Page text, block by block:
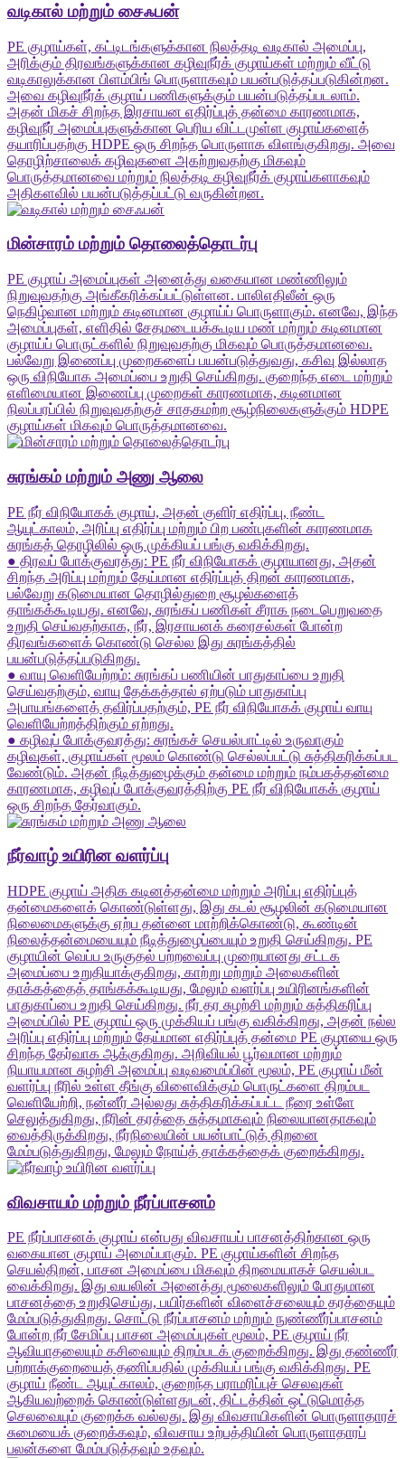
வடிகால் மற்றும் சைஃபன்
PE குழாய்கள், கட்டிடங்களுக்கான நிலத்தடி வடிகால் அமைப்பு,
அரிக்கும் திரவங்களுக்கான கழிவுநீர்க் குழாய்கள் மற்றும் வீட்டு
வடிகாலுக்கான பிளம்பிங் பொருளாகவும் பயன்படுத்தப்படுகின்றன.
அவை கழிவுநீர்க் குழாய் பணிகளுக்கும் பயன்படுத்தப்படலாம்.
அதன் மிகச் சிறந்த இரசாயன எதிர்ப்புத் தன்மை காரணமாக,
கழிவுநீர் அமைப்புகளுக்கான பெரிய விட்டமுள்ள குழாய்களைத்
தயாரிப்பதற்கு HDPE ஒரு சிறந்த பொருளாக விளங்குகிறது. அவை
தொழிற்சாலைக் கழிவுகளை அகற்றுவதற்கு மிகவும்
பொருத்தமானவை மற்றும் நிலத்தடி கழிவுநீர்க் குழாய்களாகவும்
அதிகளவில் பயன்படுத்தப்பட்டு வருகின்றன.
மின்சாரம் மற்றும் தொலைத்தொடர்பு
PE குழாய் அமைப்புகள் அனைத்து வகையான மண்ணிலும்
நிறுவுவதற்கு அங்கீகரிக்கப்பட்டுள்ளன. பாலிஎதிலீன் ஒரு
நெகிழ்வான மற்றும் கடினமான குழாய்ப் பொருளாகும். எனவே, இந்த
அமைப்புகள், எளிதில் சேதமடையக்கூடிய மண் மற்றும் கடினமான
குழாய்ப் பொருட்களில் நிறுவுவதற்கு மிகவும் பொருத்தமானவை.
பல்வேறு இணைப்பு முறைகளைப் பயன்படுத்துவது, கசிவு இல்லாத
ஒரு விநியோக அமைப்பை உறுதி செய்கிறது. குறைந்த எடை மற்றும்
எளிமையான இணைப்பு முறைகள் காரணமாக, கடினமான
நிலப்பரப்பில் நிறுவுவதற்குச் சாதகமற்ற சூழ்நிலைகளுக்கும் HDPE
குழாய்கள் மிகவும் பொருத்தமானவை.
சுரங்கம் மற்றும் அணு ஆலை
PE நீர் விநியோகக் குழாய், அதன் குளிர் எதிர்ப்பு, நீண்ட
ஆயுட்காலம், அரிப்பு எதிர்ப்பு மற்றும் பிற பண்புகளின் காரணமாக
சுரங்கத் தொழிலில் ஒரு முக்கியப் பங்கு வகிக்கிறது.
● திரவப் போக்குவரத்து: PE நீர் விநியோகக் குழாயானது, அதன்
சிறந்த அரிப்பு மற்றும் தேய்மான எதிர்ப்புத் திறன் காரணமாக,
பல்வேறு கடுமையான தொழில்துறை சூழல்களைத்
தாங்கக்கூடியது. எனவே, சுரங்கப் பணிகள் சீராக நடைபெறுவதை
உறுதி செய்வதற்காக, நீர், இரசாயனக் கரைசல்கள் போன்ற
திரவங்களைக் கொண்டு செல்ல இது சுரங்கத்தில்
பயன்படுத்தப்படுகிறது.
● வாயு வெளியேற்றம்: சுரங்கப் பணியின் பாதுகாப்பை உறுதி
செய்வதற்கும், வாயு தேக்கத்தால் ஏற்படும் பாதுகாப்பு
அபாயங்களைத் தவிர்ப்பதற்கும், PE நீர் விநியோகக் குழாய் வாயு
வெளியேற்றத்திற்கும் ஏற்றது.
● கழிவுப் போக்குவரத்து: சுரங்கச் செயல்பாட்டில் உருவாகும்
கழிவுகள், குழாய்கள் மூலம் கொண்டு செல்லப்பட்டு சுத்திகரிக்கப்பட
வேண்டும். அதன் நீடித்துழைக்கும் தன்மை மற்றும் நம்பகத்தன்மை
காரணமாக, கழிவுப் போக்குவரத்திற்கு PE நீர் விநியோகக் குழாய்
ஒரு சிறந்த தேர்வாகும்.
நீர்வாழ் உயிரின வளர்ப்பு
HDPE குழாய் அதிக கடினத்தன்மை மற்றும் அரிப்பு எதிர்ப்புத்
தன்மைகளைக் கொண்டுள்ளது, இது கடல் சூழலின் கடுமையான
நிலைமைகளுக்கு ஏற்ப தன்னை மாற்றிக்கொண்டு, கூண்டின்
நிலைத்தன்மையையும் நீடித்துழைப்பையும் உறுதி செய்கிறது. PE
குழாயின் வெப்ப உருகுதல் பற்றவைப்பு முறையானது சட்டக
அமைப்பை உறுதியாக்குகிறது, காற்று மற்றும் அலைகளின்
தாக்கத்தைத் தாங்கக்கூடியது, மேலும் வளர்ப்பு உயிரினங்களின்
பாதுகாப்பை உறுதி செய்கிறது. நீர் தர சுழற்சி மற்றும் சுத்திகரிப்பு
அமைப்பில் PE குழாய் ஒரு முக்கியப் பங்கு வகிக்கிறது, அதன் நல்ல
அரிப்பு எதிர்ப்பு மற்றும் தேய்மான எதிர்ப்புத் தன்மை PE குழாயை ஒரு
சிறந்த தேர்வாக ஆக்குகிறது. அறிவியல் பூர்வமான மற்றும்
நியாயமான சுழற்சி அமைப்பு வடிவமைப்பின் மூலம், PE குழாய் மீன்
வளர்ப்பு நீரில் உள்ள தீங்கு விளைவிக்கும் பொருட்களை திறம்பட
வெளியேற்றி, நன்னீர் அல்லது சுத்திகரிக்கப்பட்ட நீரை உள்ளே
செலுத்துகிறது, நீரின் தரத்தை சுத்தமாகவும் நிலையானதாகவும்
வைத்திருக்கிறது, நீர்நிலையின் பயன்பாட்டுத் திறனை
மேம்படுத்துகிறது, மேலும் நோய்த் தாக்கத்தைக் குறைக்கிறது.
விவசாயம் மற்றும் நீர்ப்பாசனம்
PE நீர்ப்பாசனக் குழாய் என்பது விவசாயப் பாசனத்திற்கான ஒரு
வகையான குழாய் அமைப்பாகும். PE குழாய்களின் சிறந்த
செயல்திறன், பாசன அமைப்பை மிகவும் திறமையாகச் செயல்பட
வைக்கிறது. இது வயலின் அனைத்து மூலைகளிலும் போதுமான
பாசனத்தை உறுதிசெய்து, பயிர்களின் விளைச்சலையும் தரத்தையும்
மேம்படுத்துகிறது. சொட்டு நீர்ப்பாசனம் மற்றும் நுண்ணீர்ப்பாசனம்
போன்ற நீர் சேமிப்பு பாசன அமைப்புகள் மூலம், PE குழாய் நீர்
ஆவியாதலையும் கசிவையும் திறம்படக் குறைக்கிறது. இது தண்ணீர்
பற்றாக்குறையைத் தணிப்பதில் முக்கியப் பங்கு வகிக்கிறது. PE
குழாய் நீண்ட ஆயுட்காலம், குறைந்த பராமரிப்புச் செலவுகள்
ஆகியவற்றைக் கொண்டுள்ளதுடன், திட்டத்தின் ஒட்டுமொத்த
செலவையும் குறைக்க வல்லது. இது விவசாயிகளின் பொருளாதாரச்
சுமையைக் குறைக்கவும், விவசாய உற்பத்தியின் பொருளாதாரப்
பலன்களை மேம்படுத்தவும் உதவும்.